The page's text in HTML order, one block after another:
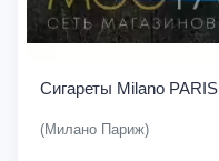
Сигареты Milano PARIS
(Милано Париж)